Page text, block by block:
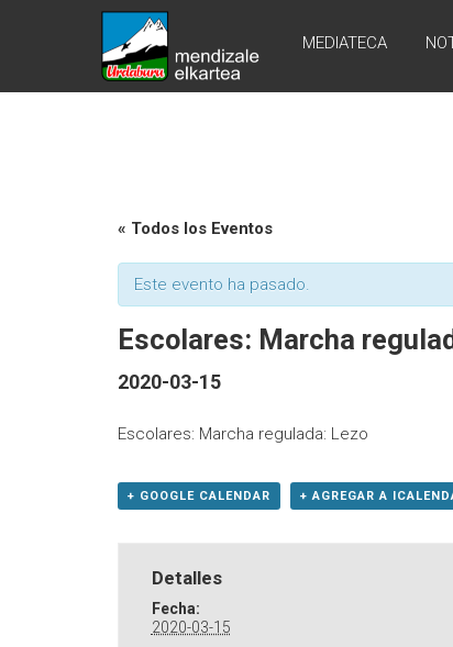
URDABURU
Grupo
MEDIATECA
« Todos los Eventos
Este evento ha pasado.
Escolares: Marcha
2020-03-15
Escolares: Marcha regulada: Lezo
+ GOOGLE CALENDAR + AGREGAR A
Detalles
Fecha:
2020-03-15